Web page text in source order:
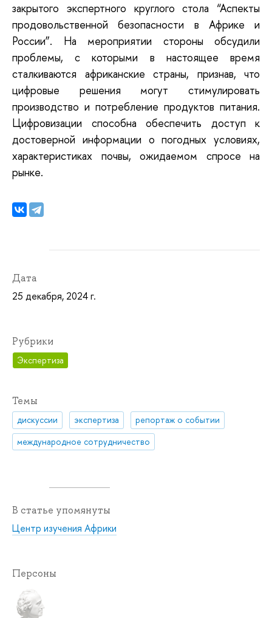
закрытого экспертного круглого стола “Аспекты
продовольственной
безопасности в Африке
и
России”.
На мероприятии стороны обсудили
проблемы, скоторыми в настоящее время
сталкиваются африканские страны, признав, что
цифровые
решения могут
стимулировать
производство и потребление продуктов питания.
Цифровизации способна обеспечить доступ
к
достоверной информации о погодных условиях,
характеристиках почвы, ожидаемом спросе на
рынке.
Дата
25 декабря, 2024 г.
Рубрики
Экспертиза
Темы
дискуссии экспертиза
репортаж о событии
международное сотрудничество
В статье упомянуты
Центр изучения Африки
Персоны